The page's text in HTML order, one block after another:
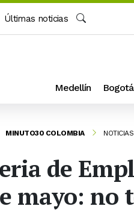
Últimas noticias
Buscar
Medellín Bogotá
MINUTO30 COLOMBIA
de
mayo: no